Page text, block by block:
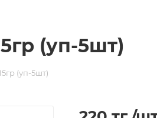
(уп-5шт)
(уп-5шт)